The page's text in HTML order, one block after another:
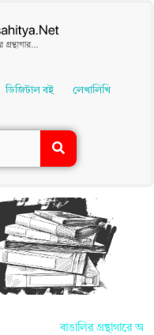
ডিজিটাল বই লেখালিখি
বাঙালির গ্রন্থাগারে